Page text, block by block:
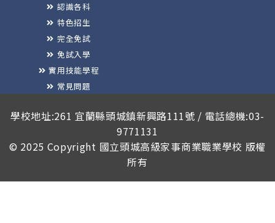
認識各科
特色招生
完全免試
免試入學
實用技能學程
常見問題
學校地址:261 宜蘭縣頭城鎮新興路111號 / 電話總機:03-
9771131
© 2025 Copyright 國立頭城高級家事商業職業學校 版權
所有